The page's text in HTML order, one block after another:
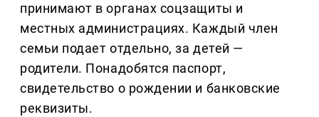
принимают в органах соцзащиты и
местных администрациях. Каждый член
семьи подает отдельно, за детей —
родители. Понадобятся паспорт,
свидетельство о рождении и банковские
реквизиты.